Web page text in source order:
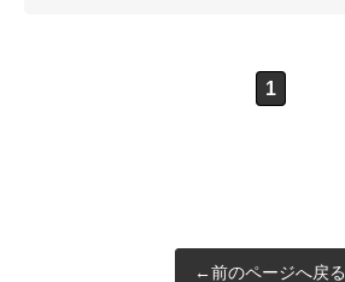
1
←前のページへ戻る